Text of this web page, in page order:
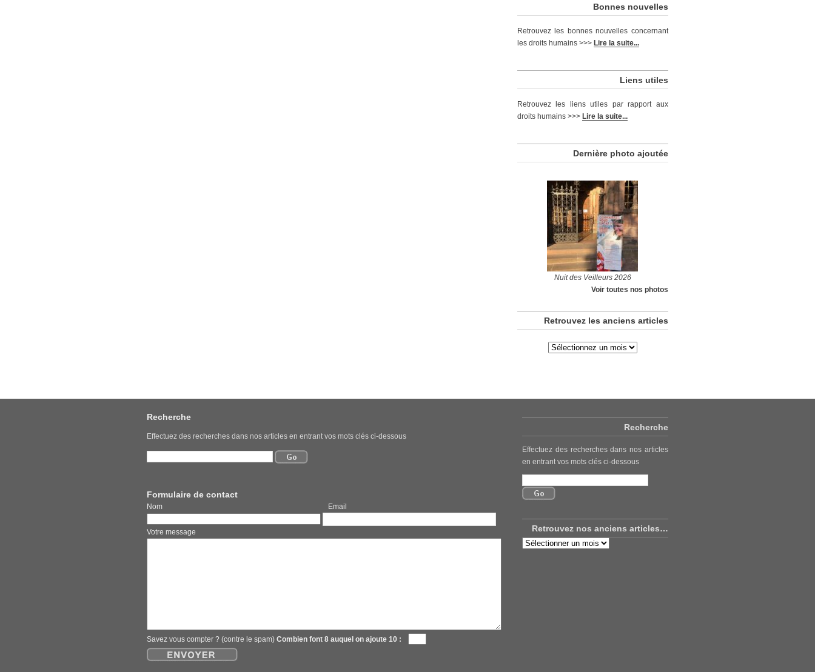
Bonnes nouvelles
Retrouvez les bonnes nouvelles concernant
les droits humains >>> Lire la suite...
Liens utiles
Retrouvez les liens utiles par rapport aux
droits humains >>> Lire la suite...
Dernière photo ajoutée
Nuit des Veilleurs 2026
Voir toutes nos photos
Retrouvez les anciens articles
Recherche
Effectuez des recherches dans nos articles en entrant vos mots clés ci-dessous
Formulaire de contact
Nom Email
Votre message
Savez vous compter ? (contre le spam) Combien font 8 auquel on ajoute 10 :
Recherche
Effectuez des recherches dans nos articles
en entrant vos mots clés ci-dessous
Retrouvez nos anciens articles…
Retrouvez